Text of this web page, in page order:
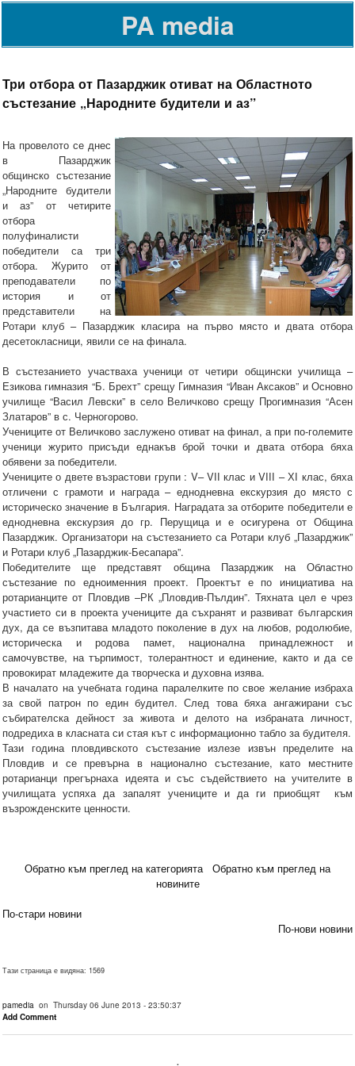
PA media
Три отбора от Пазарджик отиват на Областното
състезание „Народните будители и аз”
На провелото се днес
в Пазарджик
общинско състезание
„Народните будители
и аз” от четирите
отбора
полуфиналисти
победители са три
отбора. Журито от
преподаватели по
история и от
представители на
Ротари клуб – Пазарджик класира на първо място и двата отбора
десетокласници, явили се на финала.
В състезанието участваха ученици от четири общински училища –
Езикова гимназия “Б. Брехт” срещу Гимназия “Иван Аксаков” и Основно
училище “Васил Левски” в село Величково срещу Прогимназия “Асен
Златаров” в с. Черногорово.
Учениците от Величково заслужено отиват на финал, а при по-големите
ученици журито присъди еднакъв брой точки и двата отбора бяха
обявени за победители.
Учениците о двете възрастови групи : V– VІІ клас и VІІІ – ХІ клас, бяха
отличени с грамоти и награда – еднодневна екскурзия до място с
историческо значение в България. Наградата за отборите победители е
еднодневна екскурзия до гр. Перущица и е осигурена от Община
Пазарджик. Организатори на състезанието са Ротари клуб „Пазарджик”
и Ротари клуб „Пазарджик-Бесапара”.
Победителите ще представят община Пазарджик на Областно
състезание по едноименния проект. Проектът е по инициатива на
ротарианците от Пловдив –РК „Пловдив-Пълдин”. Тяхната цел е чрез
участието си в проекта учениците да съхранят и развиват българския
дух, да се възпитава младото поколение в дух на любов, родолюбие,
историческа и родова памет, национална принадлежност и
самочувстве, на търпимост, толерантност и единение, както и да се
провокират младежите да творческа и духовна изява.
В началато на учебната година паралелките по свое желание избраха
за свой патрон по един будител. След това бяха ангажирани със
събирателска дейност за живота и делото на избраната личност,
подредиха в класната си стая кът с информационно табло за будителя.
Тази година пловдивското състезание излезе извън пределите на
Пловдив и се превърна в национално състезание, като местните
ротарианци прегърнаха идеята и със съдействието на учителите в
училищата успяха да запалят учениците и да ги приобщят към
възрожденските ценности.
Обратно към преглед на категорията
Обратно към преглед на
новините
По-стари новини
По-нови новини
Тази страница е видяна: 1569
pamedia on Thursday 06 June 2013 - 23:50:37
Add Comment
.